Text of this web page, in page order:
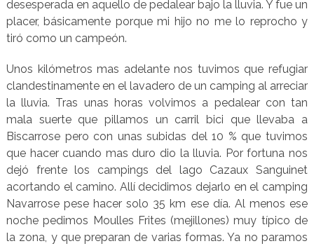
desesperada en aquello de pedalear bajo la lluvia. Y fue un
placer, básicamente porque mi hijo no me lo reprocho y
tiró como un campeón.
Unos kilómetros mas adelante nos tuvimos que refugiar
clandestinamente en el lavadero de un camping al arreciar
la lluvia. Tras unas horas volvimos a pedalear con tan
mala suerte que pillamos un carril bici que llevaba a
Biscarrose pero con unas subidas del 10 % que tuvimos
que hacer cuando mas duro dio la lluvia. Por fortuna nos
dejó frente los campings del lago Cazaux Sanguinet
acortando el camino. Allí decidimos dejarlo en el camping
Navarrose pese hacer solo 35 km ese día. Al menos ese
noche pedimos Moulles Frites (mejillones) muy típico de
la zona, y que preparan de varias formas. Ya no paramos